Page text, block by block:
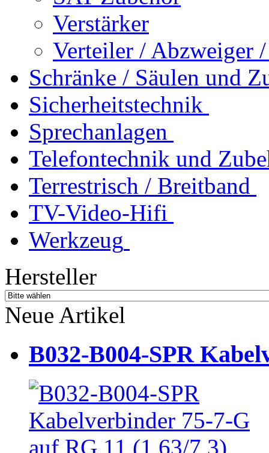
Verstärker
Verteiler / Abzweiger
Schränke / Säulen und
Sicherheitstechnik
Sprechanlagen
Telefontechnik und
Terrestrisch / Breitband
TV-Video-Hifi
Werkzeug
Hersteller
Neue Artikel
B032-B004-SPR